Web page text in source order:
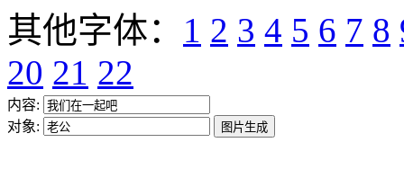
其他字体： 1 2 3 4 5 6 7 8
20 21 22
内容:
对象: